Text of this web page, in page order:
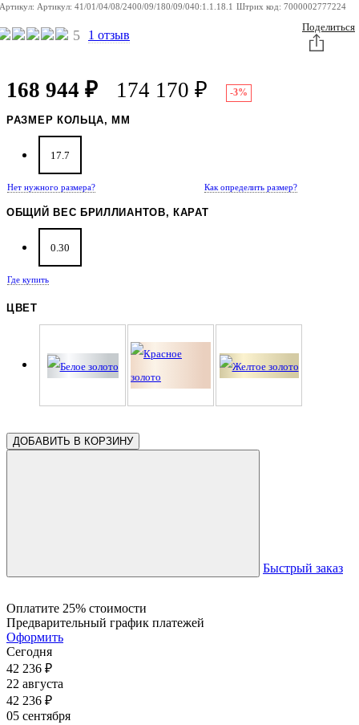
Артикул: Артикул: 41/01/04/08/2400/09/180/09/040:1.1.18.1 Штрих код: 7000002777224
5 1 отзыв
Поделиться
168 944 ₽ 174 170 ₽ -3%
РАЗМЕР КОЛЬЦА, ММ
17.7
Нет нужного размера? Как определить размер?
ОБЩИЙ ВЕС БРИЛЛИАНТОВ, КАРАТ
0.30
Где купить
ЦВЕТ
ДОБАВИТЬ В КОРЗИНУ
Быстрый заказ
Оплатите 25% стоимости
Предварительный график платежей
Оформить
Сегодня
42 236 ₽
22 августа
42 236 ₽
05 сентября